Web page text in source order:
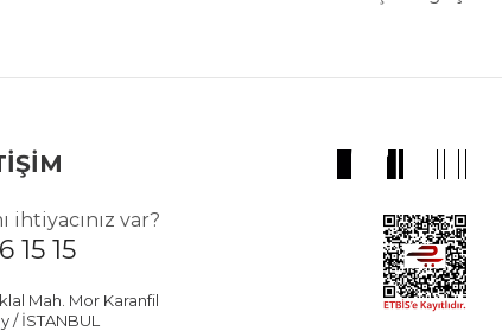
ihtiyacınız var?
15 15
Mah. Mor Karanfil
/ İSTANBUL